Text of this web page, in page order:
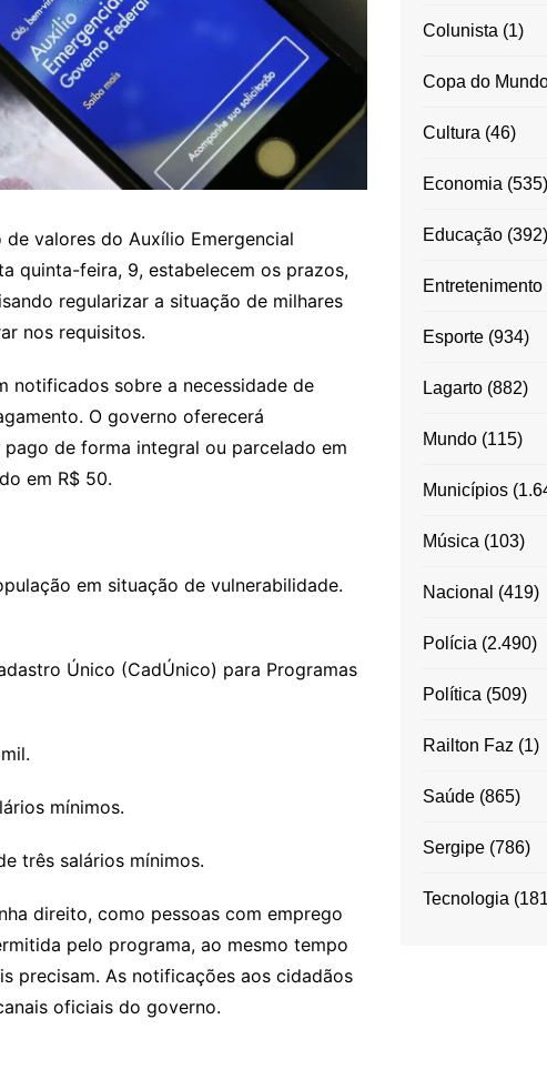
valores do Auxílio Emergencial
quinta-feira, 9, estabelecem os prazos,
regularizar a situação de milhares
nos requisitos.
notificados sobre a necessidade de
O governo oferecerá
de forma integral ou parcelado em
em R$ 50.
em situação de vulnerabilidade.
Único (CadÚnico) para Programas
mínimos.
três salários mínimos.
direito, como pessoas com emprego
pelo programa, ao mesmo tempo
precisam. As notificações aos cidadãos
oficiais do governo.
Colunista (1)
Copa do
Cultura (46)
Economia (535)
Educação (392)
Entretenimento
Esporte (934)
Lagarto (882)
Mundo (115)
Municípios
Música (103)
Nacional (419)
Polícia (2.490)
Política (509)
Railton Faz (1)
Saúde (865)
Sergipe (786)
Tecnologia